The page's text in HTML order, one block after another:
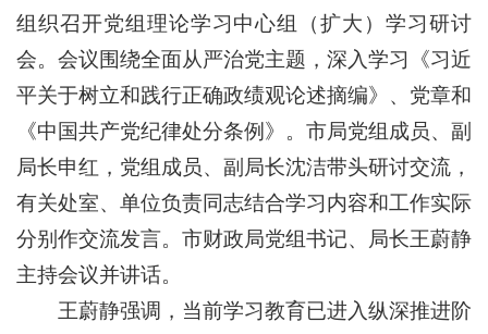
组织召开党组理论学习中心组（扩大）学习研讨
会。会议围绕全面从严治党主题，深入学习《习近
平关于树立和践行正确政绩观论述摘编》、党章和
《中国共产党纪律处分条例》。市局党组成员、副
局长申红，党组成员、副局长沈洁带头研讨交流，
有关处室、单位负责同志结合学习内容和工作实际
分别作交流发言。市财政局党组书记、局长王蔚静
主持会议并讲话。
王蔚静强调，当前学习教育已进入纵深推进阶